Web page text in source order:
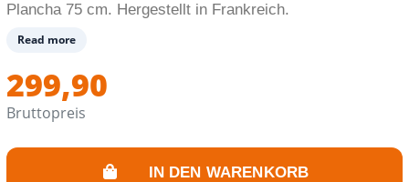
Plancha 75 cm. Hergestellt in Frankreich.
Read more
299,90
Bruttopreis
IN DEN WARENKORB